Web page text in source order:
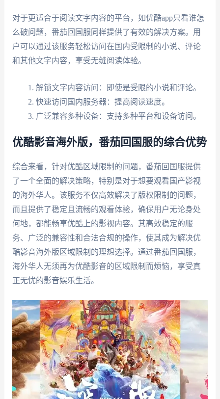
对于更适合于阅读文字内容的平台，如优酷app只看谁怎
么破问题，番茄回国服同样提供了有效的解决方案。用
户可以通过该服务轻松访问在国内受限制的小说、评论
和其他文字内容，享受无缝阅读体验。
解锁文字内容访问：即使是受限的小说和评论。
快速访问国内服务器：提高阅读速度。
广泛兼容多种设备：支持多种平台和设备访问。
优酷影音海外版，番茄回国服的综合优势
综合来看，针对优酷区域限制的问题，番茄回国服提供
了一个全面的解决策略，特别是对于想要观看国产影视
的海外华人。该服务不仅高效解决了版权限制的问题，
而且提供了稳定且流畅的观看体验，确保用户无论身处
何地，都能畅享优酷上的影视内容。其高效稳定的服
务、广泛的兼容性和合法合规的操作，使其成为解决优
酷影音海外版区域限制的理想选择。通过番茄回国服，
海外华人无须再为优酷影音的区域限制而烦恼，享受真
正无忧的影音娱乐生活。